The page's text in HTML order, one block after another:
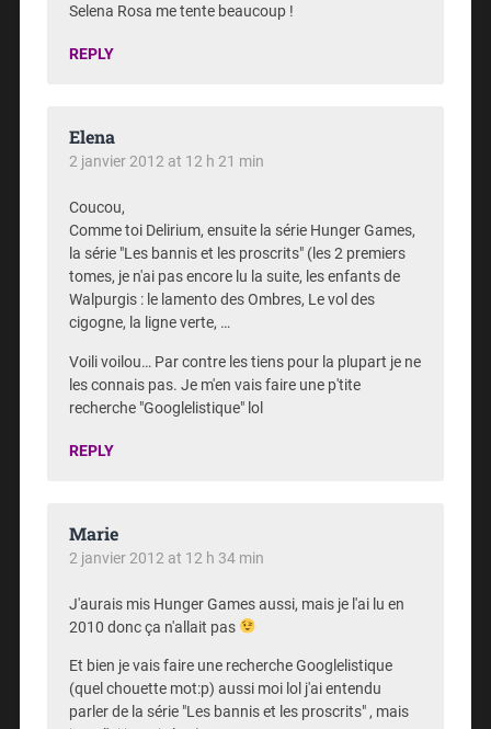
Selena Rosa me tente beaucoup !
REPLY
Elena
2 janvier 2012 at 12 h 21 min
Coucou,
Comme toi Delirium, ensuite la série Hunger Games,
la série "Les bannis et les proscrits" (les 2 premiers
tomes, je n'ai pas encore lu la suite, les enfants de
Walpurgis : le lamento des Ombres, Le vol des
cigogne, la ligne verte, …
Voili voilou… Par contre les tiens pour la plupart je ne
les connais pas. Je m'en vais faire une p'tite
recherche "Googlelistique" lol
REPLY
Marie
2 janvier 2012 at 12 h 34 min
J'aurais mis Hunger Games aussi, mais je l'ai lu en
2010 donc ça n'allait pas
Et bien je vais faire une recherche Googlelistique
(quel chouette mot:p) aussi moi lol j'ai entendu
parler de la série "Les bannis et les proscrits" , mais